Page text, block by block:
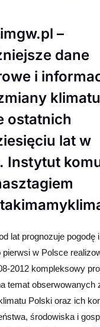
–
dane
i
ostatnich
lat w
Instytut
lat prognozuje pogodę
pierwsi w Polsce
2012 kompleksowy
temat obserwowanych
Polski oraz ich
środowiska i